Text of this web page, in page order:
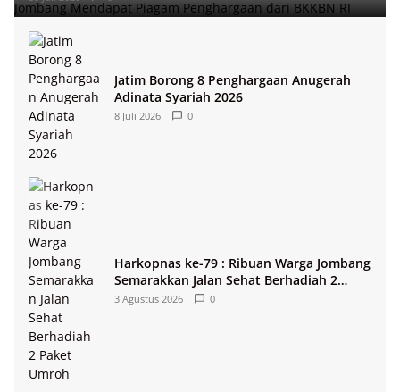
Jatim Borong 8 Penghargaan Anugerah
Adinata Syariah 2026
8 Juli 2026 0
Harkopnas ke-79 : Ribuan Warga Jombang
Semarakkan Jalan Sehat Berhadiah 2
Paket Umroh
3 Agustus 2026 0